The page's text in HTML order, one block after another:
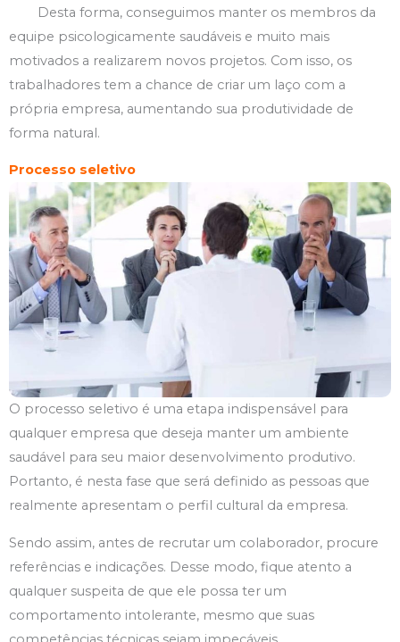
Desta forma, conseguimos manter os membros da
equipe psicologicamente saudáveis e muito mais
motivados a realizarem novos projetos. Com isso, os
trabalhadores tem a chance de criar um laço com a
própria empresa, aumentando sua produtividade de
forma natural.
Processo seletivo
O processo seletivo é uma etapa indispensável para
qualquer empresa que deseja manter um ambiente
saudável para seu maior desenvolvimento produtivo.
Portanto, é nesta fase que será definido as pessoas que
realmente apresentam o perfil cultural da empresa.
Sendo assim, antes de recrutar um colaborador, procure
referências e indicações. Desse modo, fique atento a
qualquer suspeita de que ele possa ter um
comportamento intolerante, mesmo que suas